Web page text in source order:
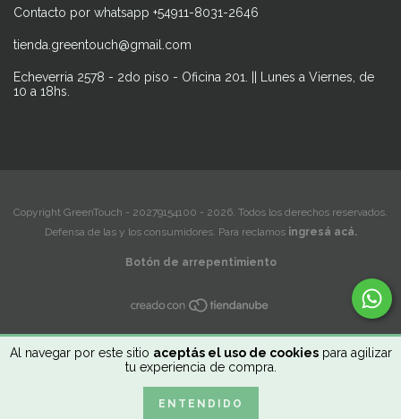
Al navegar por este sitio aceptás el uso de cookiespara agilizar
tu experiencia de compra.
ENTENDIDO
Contacto por whatsapp +54911-8031-2646
tienda.greentouch@gmail.com
Echeverria 2578 - 2do piso - Oficina 201. || Lunes a Viernes, de
10 a 18hs.
Copyright GreenTouch - 20279154100 - 2026. Todos los derechos reservados.
Defensa de las y los consumidores. Para reclamos ingresá acá.
Botón de arrepentimiento